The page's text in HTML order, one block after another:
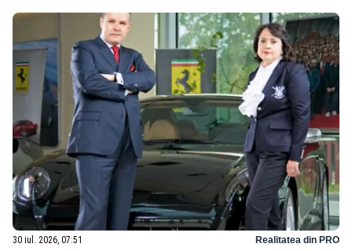
30 iul. 2026, 07:51 Realitatea din PRO